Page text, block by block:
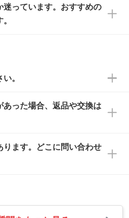
。
担当スタッフ宛にメール
作り方に関する詳細は、
際には、担当スタッフが
でお気軽にご相談くださ
ださい。
をトレース/調整してほ
手書きのイラスト、写真
ベクターデータに変換し
1色に変換してほしい
迷っています。おすすめの
担当スタッフがお客様の
を確認し、印刷色をご提
イビーなど濃色の場合は
をおすすめしておりま
ど淡色の場合、印刷をく
ときは濃い印刷色が、柔
ときは淡い印刷色が映え
た印刷色が本体色に合わ
。
18:00で、土日祝日はお
・見積・お問い合わせ
す。
った場合、返品や交換は
ますが、至急担当スタッ
。商品の状況を確認し、
傷・故障している場合
ります。どこに問い合わせ
フよりメールにてご連絡